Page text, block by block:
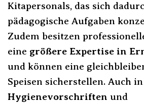
Kitapersonals, das sich
pädagogische Aufgaben
Zudem besitzen
eine größere Expertise in
und können eine
Speisen sicherstellen. Auch
Hygienevorschriften und